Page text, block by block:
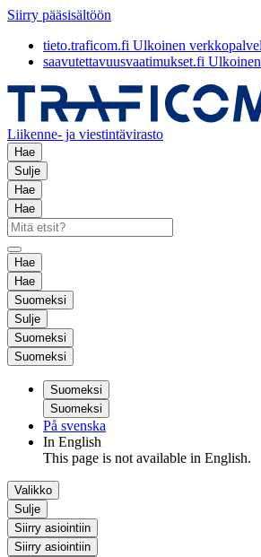
Siirry pääsisältöön
tieto.traficom.fi Ulkoinen
saavutettavuusvaatimukset.fi
Liikenne- ja viestintävirasto
Hae
Sulje
Hae
Hae
Hae
Hae
Suomeksi
Sulje
Suomeksi
Suomeksi
Suomeksi
Suomeksi
På svenska
In English
This page is not available in English.
Valikko
Sulje
Siirry asiointiin
Siirry asiointiin